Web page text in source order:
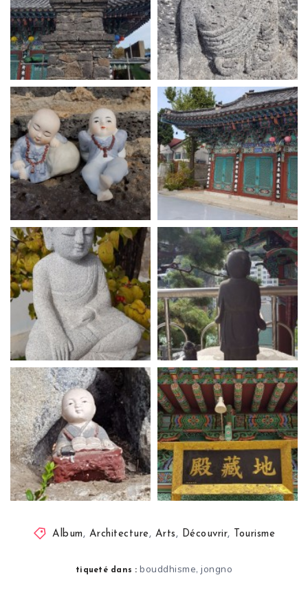
Album , Architecture, Arts , Découvrir, Tourisme
tiqueté dans : bouddhisme, jongno